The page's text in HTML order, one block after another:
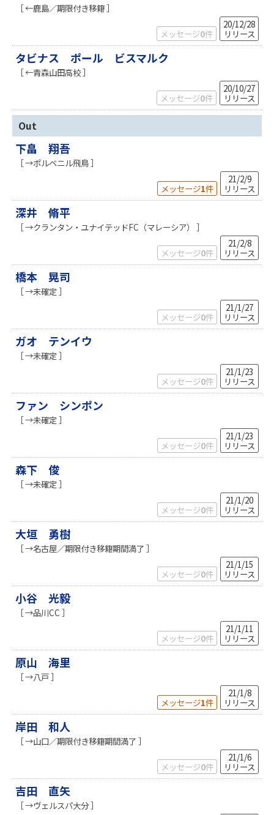
［ ←鹿島／期限付き移籍 ］
メッセージ0件
20/12/28
リリース
タビナス ポール ビスマルク
［ ←青森山田高校 ］
メッセージ0件
20/10/27
リリース
Out
下畠 翔吾
［ →ポルベニル飛鳥 ］
メッセージ1件
21/2/9
リリース
深井 脩平
［ →クランタン・ユナイテッドFC（マレーシア） ］
メッセージ0件
21/2/8
リリース
橋本 晃司
［ →未確定 ］
メッセージ0件
21/1/27
リリース
ガオ テンイウ
［ →未確定 ］
メッセージ0件
21/1/23
リリース
ファン シンポン
［ →未確定 ］
メッセージ0件
21/1/23
リリース
森下 俊
［ →未確定 ］
メッセージ0件
21/1/20
リリース
大垣 勇樹
［ →名古屋／期限付き移籍期間満了 ］
メッセージ0件
21/1/15
リリース
小谷 光毅
［ →品川CC ］
メッセージ0件
21/1/11
リリース
原山 海里
［ →八戸 ］
メッセージ1件
21/1/8
リリース
岸田 和人
［ →山口／期限付き移籍期間満了 ］
メッセージ0件
21/1/6
リリース
吉田 直矢
［ →ヴェルスパ大分 ］